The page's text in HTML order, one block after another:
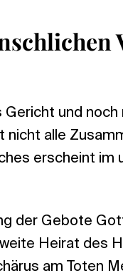
und
nicht alle
erscheint im
der Gebote
Heirat des
am Toten